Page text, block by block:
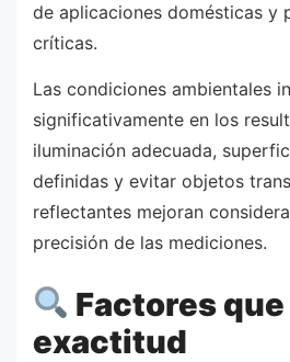
de aplicaciones domésticas y
críticas.
Las condiciones ambientales
significativamente en los
iluminación adecuada,
definidas y evitar objetos
reflectantes mejoran
precisión de las mediciones.
Factores
exactitud